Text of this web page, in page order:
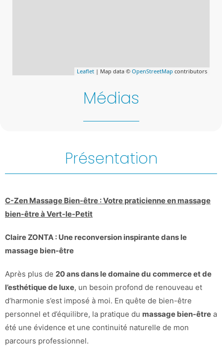
Présentation
C-Zen Massage Bien-être : Votre praticienne en massage
bien-être à Vert-le-Petit
Claire ZONTA : Une reconversion inspirante dans le
massage bien-être
Après plus de 20 ans dans le domaine du commerce et de
l’esthétique de luxe, un besoin profond de renouveau et
d’harmonie s’est imposé à moi. En quête de bien-être
personnel et d’équilibre, la pratique du massage bien-être a
été une évidence et une continuité naturelle de mon
parcours professionnel.
Leaflet | Map data © OpenStreetMap contributors
Médias